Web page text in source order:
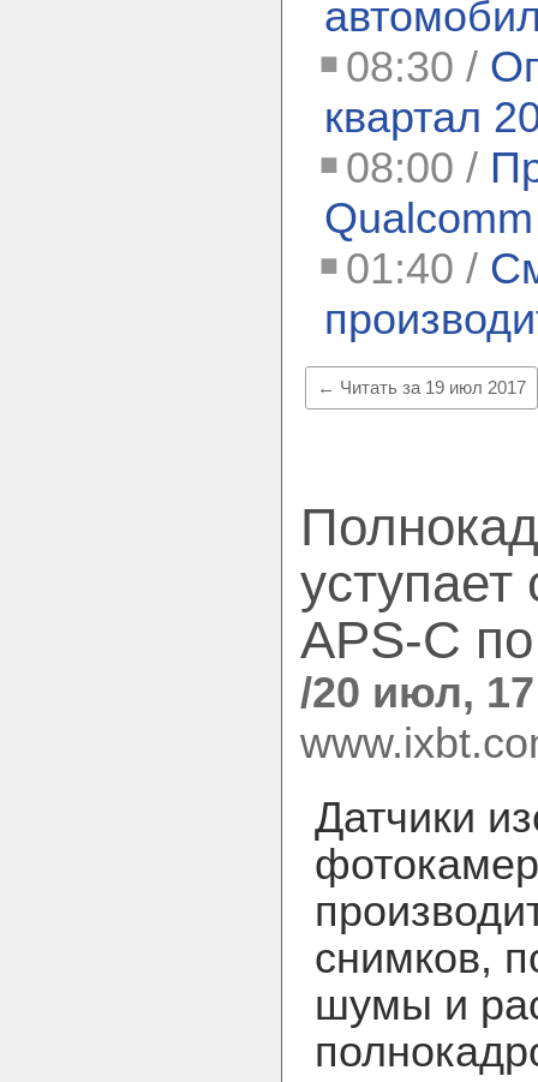
08:30 /
квартал
08:00 /
01:40 /
← Читать за 19 июл 2017
APS-C
/20 июл,
Датчики
снимков,
шумы и